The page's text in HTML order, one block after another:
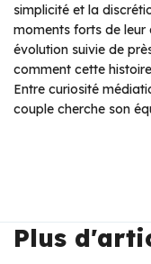
simplicité et la
moments forts de leur
évolution suivie de
comment cette
Entre curiosité
couple cherche son
Plus